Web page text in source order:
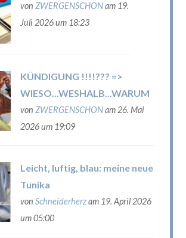
von ZWERGENSCHÖNam 19.
Juli 2026 um 18:23
KÜNDIGUNG !!!!??? =>
WIESO...WESHALB...WARUM
von ZWERGENSCHÖNam 26. Mai
2026 um 19:09
Leicht, luftig, blau: meine neue
Tunika
von Schneiderherzam 19. April 2026
um 05:00